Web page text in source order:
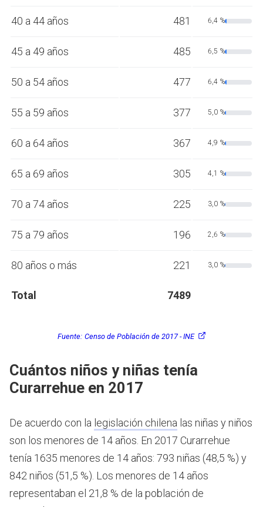
40 a 44 años 481 6,4 %
45 a 49 años 485 6,5 %
50 a 54 años 477 6,4 %
55 a 59 años 377 5,0 %
60 a 64 años 367 4,9 %
65 a 69 años 305 4,1 %
70 a 74 años 225 3,0 %
75 a 79 años 196 2,6 %
80 años o más 221 3,0 %
Total 7489
Fuente: Censo de Población de 2017 - INE
Cuántos niños y niñas tenía
Curarrehue en 2017
De acuerdo con la legislación chilena las niñas y niños
son los menores de 14 años. En 2017 Curarrehue
tenía 1635 menores de 14 años: 793 niñas (48,5 %) y
842 niños (51,5 %). Los menores de 14 años
representaban el 21,8 % de la población de